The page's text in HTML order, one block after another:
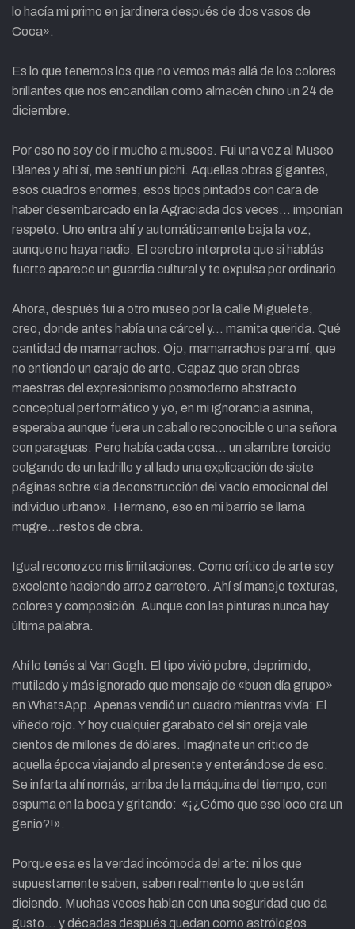
lo hacía mi primo en jardinera después de dos vasos de
Coca».
Es lo que tenemos los que no vemos más allá de los colores
brillantes que nos encandilan como almacén chino un 24 de
diciembre.
Por eso no soy de ir mucho a museos. Fui una vez al Museo
Blanes y ahí sí, me sentí un pichi. Aquellas obras gigantes,
esos cuadros enormes, esos tipos pintados con cara de
haber desembarcado en la Agraciada dos veces… imponían
respeto. Uno entra ahí y automáticamente baja la voz,
aunque no haya nadie. El cerebro interpreta que si hablás
fuerte aparece un guardia cultural y te expulsa por ordinario.
Ahora, después fui a otro museo por la calle Miguelete,
creo, donde antes había una cárcel y… mamita querida. Qué
cantidad de mamarrachos. Ojo, mamarrachos para mí, que
no entiendo un carajo de arte. Capaz que eran obras
maestras del expresionismo posmoderno abstracto
conceptual performático y yo, en mi ignorancia asinina,
esperaba aunque fuera un caballo reconocible o una señora
con paraguas. Pero había cada cosa… un alambre torcido
colgando de un ladrillo y al lado una explicación de siete
páginas sobre «la deconstrucción del vacío emocional del
individuo urbano». Hermano, eso en mi barrio se llama
mugre…restos de obra.
Igual reconozco mis limitaciones. Como crítico de arte soy
excelente haciendo arroz carretero. Ahí sí manejo texturas,
colores y composición. Aunque con las pinturas nunca hay
última palabra.
Ahí lo tenés al Van Gogh. El tipo vivió pobre, deprimido,
mutilado y más ignorado que mensaje de «buen día grupo»
en WhatsApp. Apenas vendió un cuadro mientras vivía: El
viñedo rojo. Y hoy cualquier garabato del sin oreja vale
cientos de millones de dólares. Imaginate un crítico de
aquella época viajando al presente y enterándose de eso.
Se infarta ahí nomás, arriba de la máquina del tiempo, con
espuma en la boca y gritando: «¡¿Cómo que ese loco era un
genio?!».
Porque esa es la verdad incómoda del arte: ni los que
supuestamente saben, saben realmente lo que están
diciendo. Muchas veces hablan con una seguridad que da
gusto… y décadas después quedan como astrólogos